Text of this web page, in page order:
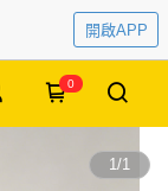
開啟APP
0
1/1